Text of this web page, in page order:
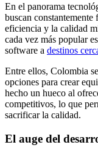
En el panorama
buscan
eficiencia y la calidad
cada vez más popular
software a destinos
Entre ellos, Colombia
opciones para crear
hecho un hueco al
competitivos, lo que
sacrificar la calidad.
El auge del